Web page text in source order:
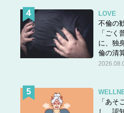
LOVE
不倫の
「ごく
に、独
倫の清
「あそ